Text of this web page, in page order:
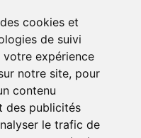
cookies et
de suivi
expérience
notre site, pour
contenu
des publicités
le trafic de